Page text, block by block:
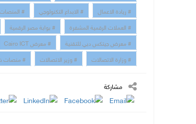
# ريادة الاعمال
# الابداع التكنولوجي #
# العملات الرقمية المشفرة
# بوابة مصر الرقمية
# معرض جيتكس دبي للتقنية
# معرض Cairo ICT
# وزارة الاتصالات
# وزير الاتصالات # منصات
مشاركة